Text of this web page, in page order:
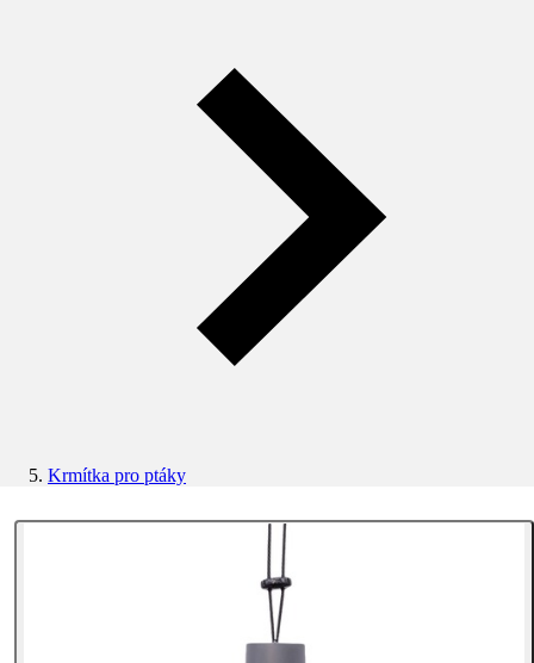
Krmítka pro ptáky